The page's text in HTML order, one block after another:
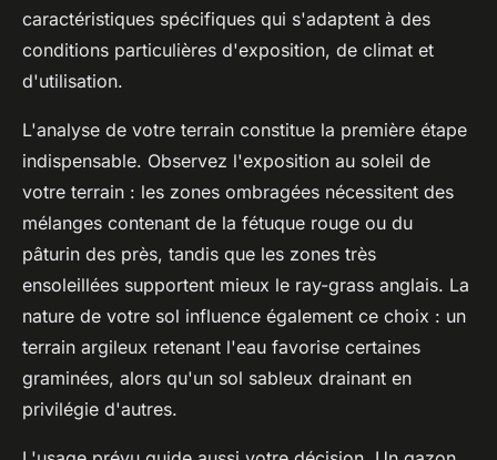
caractéristiques spécifiques qui s'adaptent à des
conditions particulières d'exposition, de climat et
d'utilisation.
L'analyse de votre terrain constitue la première étape
indispensable. Observez l'exposition au soleil de
votre terrain : les zones ombragées nécessitent des
mélanges contenant de la fétuque rouge ou du
pâturin des près, tandis que les zones très
ensoleillées supportent mieux le ray-grass anglais. La
nature de votre sol influence également ce choix : un
terrain argileux retenant l'eau favorise certaines
graminées, alors qu'un sol sableux drainant en
privilégie d'autres.